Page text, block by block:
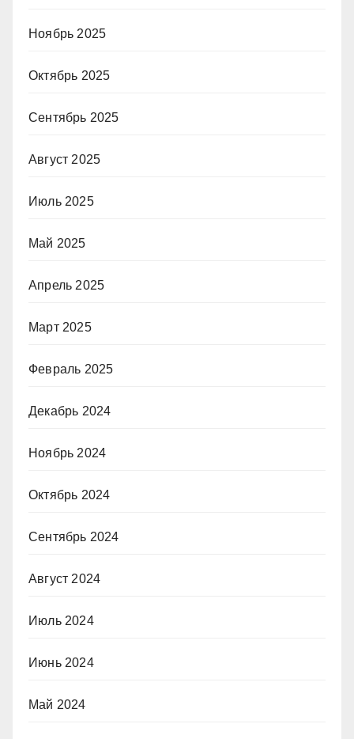
Ноябрь 2025
Октябрь 2025
Сентябрь 2025
Август 2025
Июль 2025
Май 2025
Апрель 2025
Март 2025
Февраль 2025
Декабрь 2024
Ноябрь 2024
Октябрь 2024
Сентябрь 2024
Август 2024
Июль 2024
Июнь 2024
Май 2024